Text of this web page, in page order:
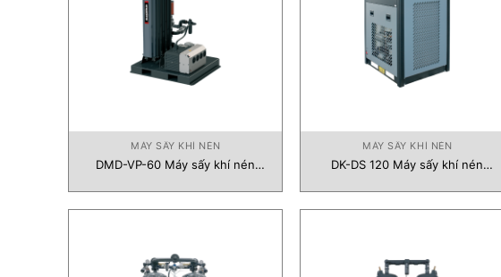
MÁY SẤY KHÍ NÉN
DMD-VP-60 Máy sấy khí nén
MÁY SẤY KHÍ NÉN
DK-DS 120 Máy sấy khí nén